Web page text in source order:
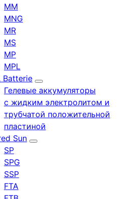
MM
MNG
MR
MS
MP
MPL
Batterie
Гелевые аккумуляторы
с жидким электролитом и
трубчатой положительной
пластиной
Sun
SP
SPG
SSP
FTA